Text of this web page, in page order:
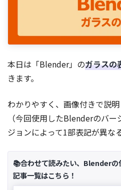
本日は「Blender」のガラスの
きます。
わかりやすく、画像付きで説明
（今回使用したBlenderのバ
ジョンによって1部表記が異な
📚合わせて読みたい、Blenderの
記事一覧はこちら！